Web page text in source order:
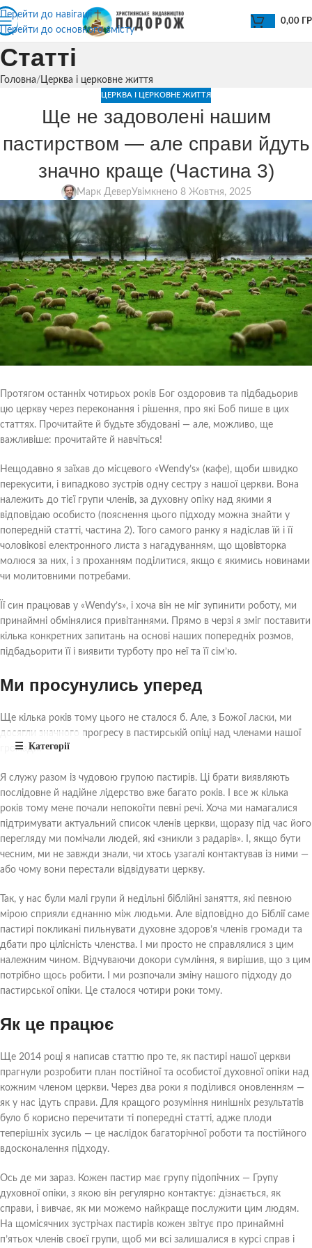
Перейти до навігації
Перейти до основного вмісту
0,00
Статті
Головна Церква і церковне життя
ЦЕРКВА І ЦЕРКОВНЕ ЖИТТЯ
Ще не задоволені нашим
пастирством — але справи йдуть
значно краще (Частина 3)
Марк ДеверУвімкнено 8 Жовтня, 2025
Протягом останніх чотирьох років Бог оздоровив та підбадьорив
цю церкву через переконання і рішення, про які Боб пише в цих
статтях. Прочитайте й будьте збудовані — але, можливо, ще
важливіше: прочитайте й навчіться!
Нещодавно я заїхав до місцевого «Wendy’s» (кафе), щоби швидко
перекусити, і випадково зустрів одну сестру з нашої церкви. Вона
належить до тієї групи членів, за духовну опіку над якими я
відповідаю особисто (пояснення цього підходу можна знайти у
попередній статті, частина 2). Того самого ранку я надіслав їй і її
чоловікові електронного листа з нагадуванням, що щовівторка
молюся за них, і з проханням поділитися, якщо є якимись новинами
чи молитовними потребами.
Її син працював у «Wendy’s», і хоча він не міг зупинити роботу, ми
принаймні обмінялися привітаннями. Прямо в черзі я зміг поставити
кілька конкретних запитань на основі наших попередніх розмов,
підбадьорити її і виявити турботу про неї та її сім’ю.
Ми просунулись уперед
Ще кілька років тому цього не сталося б. Але, з Божої ласки, ми
досягли значного прогресу в пастирській опіці над членами нашої
громади.
Я служу разом із чудовою групою пастирів. Ці брати виявляють
послідовне й надійне лідерство вже багато років. І все ж кілька
років тому мене почали непокоїти певні речі. Хоча ми намагалися
підтримувати актуальний список членів церкви, щоразу під час його
перегляду ми помічали людей, які «зникли з радарів». І, якщо бути
чесним, ми не завжди знали, чи хтось узагалі контактував із ними —
або чому вони перестали відвідувати церкву.
Так, у нас були малі групи й недільні біблійні заняття, які певною
мірою сприяли єднанню між людьми. Але відповідно до Біблії саме
пастирі покликані пильнувати духовне здоров’я членів громади та
дбати про цілісність членства. І ми просто не справлялися з цим
належним чином. Відчуваючи докори сумління, я вирішив, що з цим
потрібно щось робити. І ми розпочали зміну нашого підходу до
пастирської опіки. Це сталося чотири роки тому.
Як це працює
Ще 2014 році я написав статтю про те, як пастирі нашої церкви
прагнули розробити план постійної та особистої духовної опіки над
кожним членом церкви. Через два роки я поділився оновленням —
як у нас ідуть справи. Для кращого розуміння нинішніх результатів
було б корисно перечитати ті попередні статті, адже плоди
теперішніх зусиль — це наслідок багаторічної роботи та постійного
вдосконалення підходу.
Ось де ми зараз. Кожен пастир має групу підопічних — Групу
духовної опіки, з якою він регулярно контактує: дізнається, як
справи, і вивчає, як ми можемо найкраще послужити цим людям.
На щомісячних зустрічах пастирів кожен звітує про принаймні
п’ятьох членів своєї групи, щоб ми всі залишалися в курсі справ і